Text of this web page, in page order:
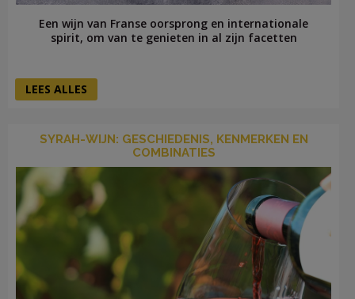
Een wijn van Franse oorsprong en internationale
spirit, om van te genieten in al zijn facetten
LEES ALLES
SYRAH-WIJN: GESCHIEDENIS, KENMERKEN EN
COMBINATIES